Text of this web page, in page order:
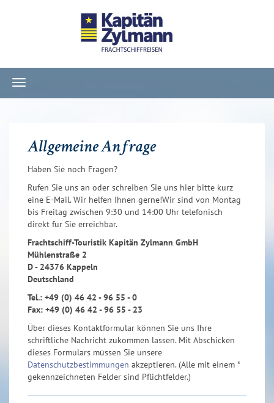
Navigation
ein-/ausblenden
Allgemeine Anfrage
Haben Sie noch Fragen?
Rufen Sie uns an oder schreiben Sie uns hier bitte kurz
eine E-Mail. Wir helfen Ihnen gerne!Wir sind von Montag
bis Freitag zwischen 9:30 und 14:00 Uhr telefonisch
direkt für Sie erreichbar.
Frachtschiff-Touristik Kapitän Zylmann GmbH
Mühlenstraße 2
D - 24376 Kappeln
Deutschland
Tel.: +49 (0) 46 42 - 96 55 - 0
Fax: +49 (0) 46 42 - 96 55 - 23
Über dieses Kontaktformular können Sie uns Ihre
schriftliche Nachricht zukommen lassen. Mit Abschicken
dieses Formulars müssen Sie unsere
Datenschutzbestimmungen akzeptieren. (Alle mit einem *
gekennzeichneten Felder sind Pflichtfelder.)